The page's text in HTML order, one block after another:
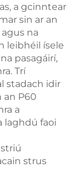
a gcinntear
sin ar an
na
leibhéil ísele
pasagáirí,
Trí
stadach idir
an P60
a
laghdú faoi
strus